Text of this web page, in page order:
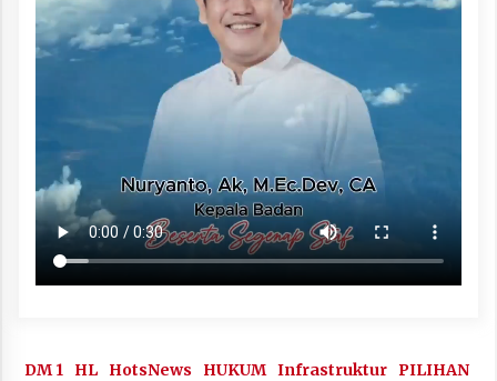
DM 1 HL HotsNews HUKUM Infrastruktur PILIHAN